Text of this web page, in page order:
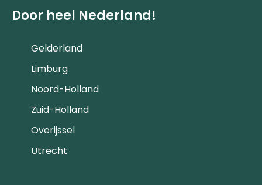
Door heel Nederland!
Gelderland
Limburg
Noord-Holland
Zuid-Holland
Overijssel
Utrecht